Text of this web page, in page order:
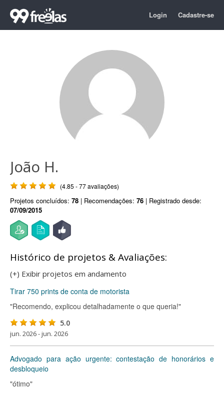
Login Cadastre-se
João H.
(4.85 - 77 avaliações)
Projetos concluídos: 78 | Recomendações: 76 | Registrado desde:
07/09/2015
Histórico de projetos & Avaliações:
(+) Exibir projetos em andamento
Tirar 750 prints de conta de motorista
"Recomendo, explicou detalhadamente o que queria!"
5.0
jun. 2026 - jun. 2026
Advogado para ação urgente: contestação de honorários e
desbloqueio
"ótimo"